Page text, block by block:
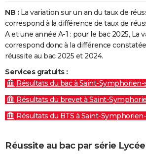
NB : La variation sur un an du taux de
correspond à la différence de taux de
A et une année A-1 : pour le bac 2025, La
correspond donc à la différence
réussite au bac 2025 et 2024.
Services gratuits :
Résultats du bac à Saint-Symphorien-
Résultats du brevet à Saint-
Résultats du BTS à Saint-
Réussite au bac par série